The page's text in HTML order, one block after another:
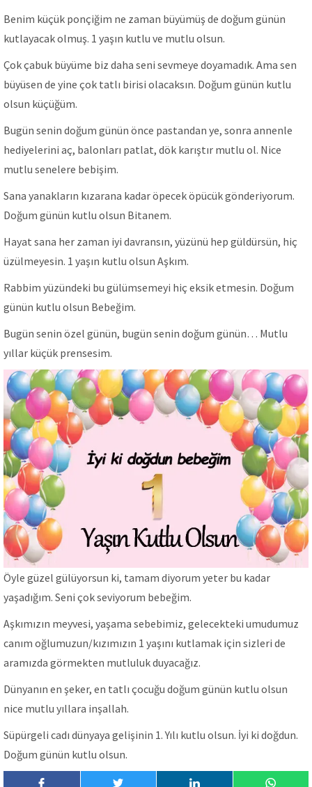
Benim küçük ponçiğim ne zaman büyümüş de doğum günün
kutlayacak olmuş. 1 yaşın kutlu ve mutlu olsun.
Çok çabuk büyüme biz daha seni sevmeye doyamadık. Ama sen
büyüsen de yine çok tatlı birisi olacaksın. Doğum günün kutlu
olsun küçüğüm.
Bugün senin doğum günün önce pastandan ye, sonra annenle
hediyelerini aç, balonları patlat, dök karıştır mutlu ol. Nice
mutlu senelere bebişim.
Sana yanakların kızarana kadar öpecek öpücük gönderiyorum.
Doğum günün kutlu olsun Bitanem.
Hayat sana her zaman iyi davransın, yüzünü hep güldürsün, hiç
üzülmeyesin. 1 yaşın kutlu olsun Aşkım.
Rabbim yüzündeki bu gülümsemeyi hiç eksik etmesin. Doğum
günün kutlu olsun Bebeğim.
Bugün senin özel günün, bugün senin doğum günün… Mutlu
yıllar küçük prensesim.
Öyle güzel gülüyorsun ki, tamam diyorum yeter bu kadar
yaşadığım. Seni çok seviyorum bebeğim.
Aşkımızın meyvesi, yaşama sebebimiz, gelecekteki umudumuz
canım oğlumuzun/kızımızın 1 yaşını kutlamak için sizleri de
aramızda görmekten mutluluk duyacağız.
Dünyanın en şeker, en tatlı çocuğu doğum günün kutlu olsun
nice mutlu yıllara inşallah.
Süpürgeli cadı dünyaya gelişinin 1. Yılı kutlu olsun. İyi ki doğdun.
Doğum günün kutlu olsun.